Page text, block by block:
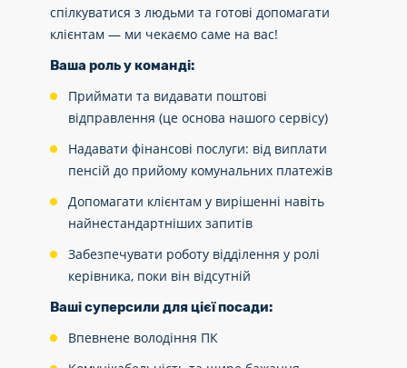
спілкуватися з людьми та готові допомагати
клієнтам — ми чекаємо саме на вас!
Ваша роль у команді:
Приймати та видавати поштові
відправлення (це основа нашого сервісу)
Надавати фінансові послуги: від виплати
пенсій до прийому комунальних платежів
Допомагати клієнтам у вирішенні навіть
найнестандартніших запитів
Забезпечувати роботу відділення у ролі
керівника, поки він відсутній
Ваші суперсили для цієї посади:
Впевнене володіння ПК